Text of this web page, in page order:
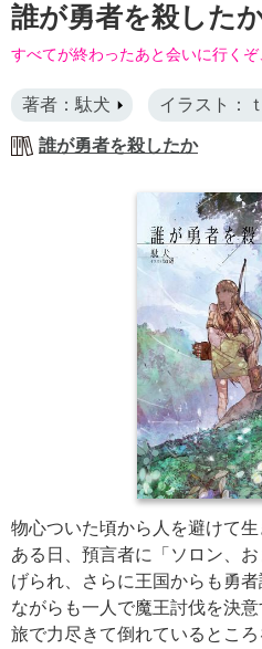
誰が勇者を殺した
すべてが終わったあと会いに行くぞ
著者：駄犬 イラスト：
誰が勇者を殺したか
物心ついた頃から人を避けて生
ある日、預言者に「ソロン、
げられ、さらに王国からも勇
ながらも一人で魔王討伐を決
旅で力尽きて倒れているとこ